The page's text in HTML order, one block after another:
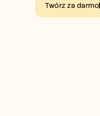
Twórz za darmo